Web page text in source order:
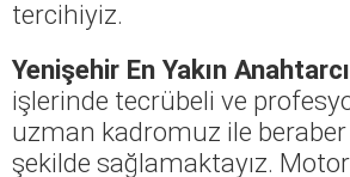
tercihiyiz.
Yenişehir En Yakın Anahtarcı
işlerinde tecrübeli ve
uzman kadromuz ile
şekilde sağlamaktayız.